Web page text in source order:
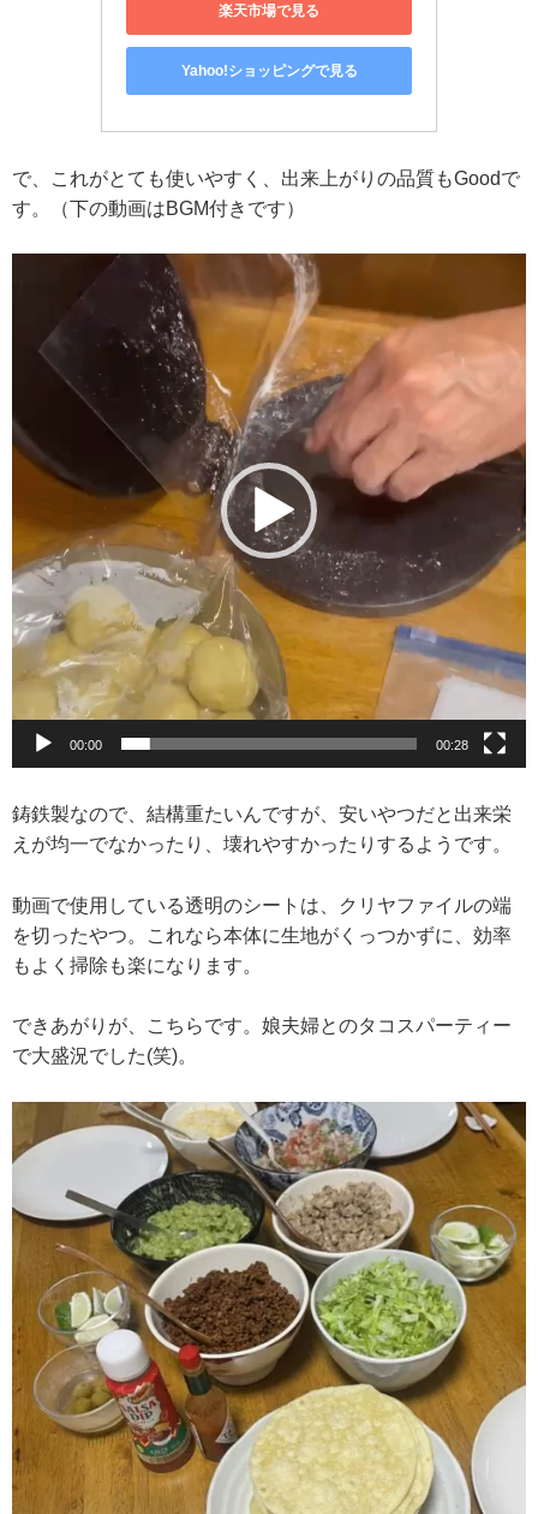
楽天市場で見る
Yahoo!ショッピングで見る
で、これがとても使いやすく、出来上がりの品質もGoodで
す。（下の動画はBGM付きです）
ヤ
ー
00:00 00:28
鋳鉄製なので、結構重たいんですが、安いやつだと出来栄
えが均一でなかったり、壊れやすかったりするようです。
動画で使用している透明のシートは、クリヤファイルの端
を切ったやつ。これなら本体に生地がくっつかずに、効率
もよく掃除も楽になります。
できあがりが、こちらです。娘夫婦とのタコスパーティー
で大盛況でした(笑)。